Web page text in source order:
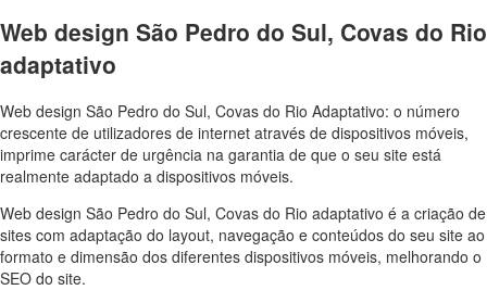
Web design São Pedro do Sul, Covas do Rio
adaptativo
Web design São Pedro do Sul, Covas do Rio Adaptativo: o número
crescente de utilizadores de internet através de dispositivos móveis,
imprime carácter de urgência na garantia de que o seu site está
realmente adaptado a dispositivos móveis.
Web design São Pedro do Sul, Covas do Rio adaptativo é a criação de
sites com adaptação do layout, navegação e conteúdos do seu site ao
formato e dimensão dos diferentes dispositivos móveis, melhorando o
SEO do site.